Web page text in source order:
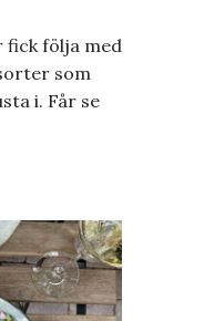
fick följa med
som
i. Får se